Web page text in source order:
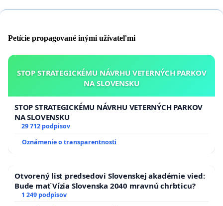
Petície propagované inými užívateľmi
STOP STRATEGICKÉMU NÁVRHU VETERNÝCH PARKOV
NA SLOVENSKU
STOP STRATEGICKÉMU NÁVRHU VETERNÝCH PARKOV
NA SLOVENSKU
29 712 podpisov
Oznámenie o transparentnosti
Otvorený list predsedovi Slovenskej akadémie vied:
Bude mať Vízia Slovenska 2040 mravnú chrbticu?
1 249 podpisov